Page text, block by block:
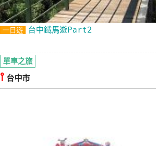
一日遊 台中鐵馬遊Part2
單車之旅
⫯ 台中市